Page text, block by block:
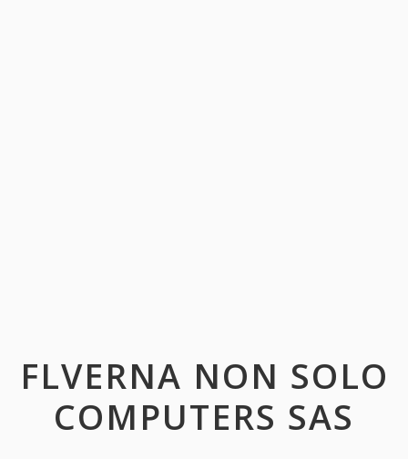
FLVERNA NON SOLO
COMPUTERS SAS